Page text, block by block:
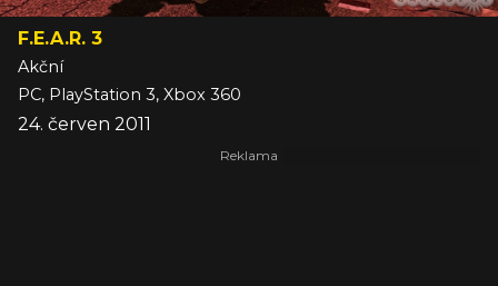
F.E.A.R. 3
Akční
PC, PlayStation 3, Xbox 360
24. červen 2011